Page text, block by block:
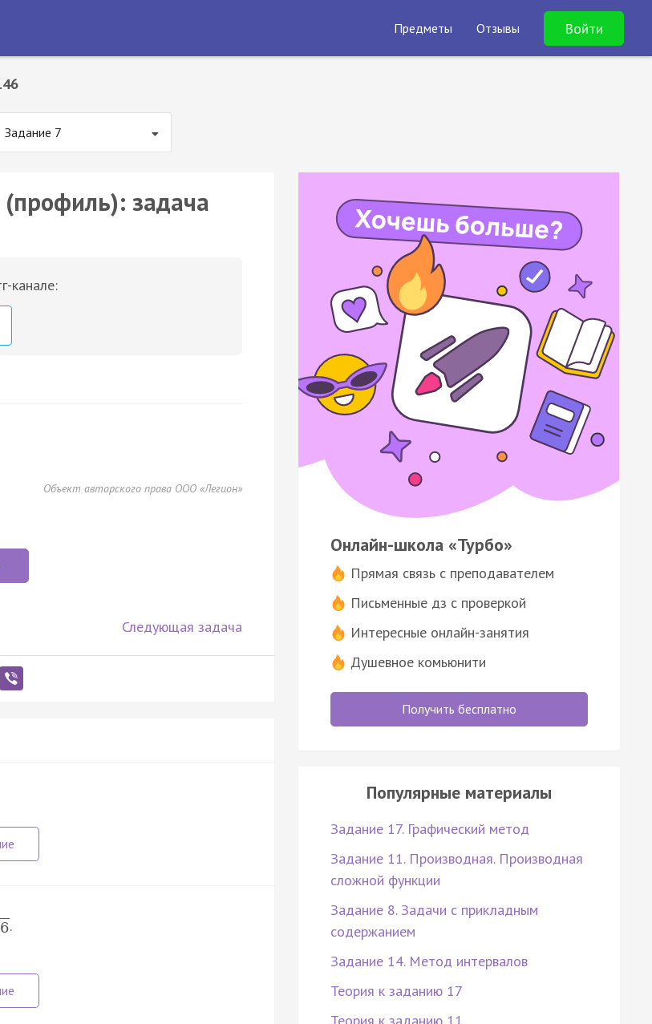
Предметы Отзывы Войти
Задание 7
задача
канале:
Объект авторского права ООО «Легион»
Следующая задача
6.
Онлайн-школа «Турбо»
Прямая связь с преподавателем
Письменные дз с проверкой
Интересные онлайн-занятия
Душевное комьюнити
Получить бесплатно
Популярные материалы
Задание 17. Графический метод
Задание 11. Производная. Производная
сложной функции
Задание 8. Задачи с прикладным
содержанием
Задание 14. Метод интервалов
Теория к заданию 17